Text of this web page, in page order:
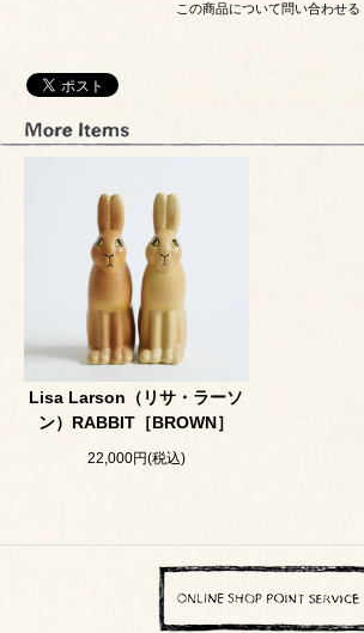
この商品について問い合わせる
Lisa Larson（リサ・ラーソ
ン）RABBIT［BROWN］
22,000円(税込)